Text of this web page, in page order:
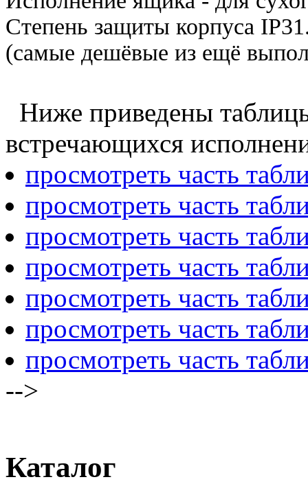
Степень защиты корпуса
(самые дешёвые из ещё
Ниже приведены
встречающихся
просмотреть часть
просмотреть часть
просмотреть часть
просмотреть часть
просмотреть часть
просмотреть часть
просмотреть часть
-->
Каталог